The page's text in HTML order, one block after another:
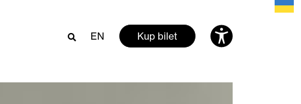
EN Kup bilet